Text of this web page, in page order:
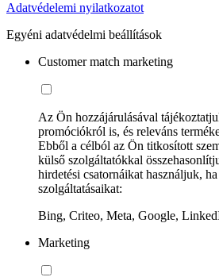
Adatvédelemi nyilatkozatot
Egyéni adatvédelmi beállítások
Customer match marketing
Az Ön hozzájárulásával
promóciókról is, és releváns
Ebből a célból az Ön titkosított
külső szolgáltatókkal
hirdetési csatornáikat használjuk,
szolgáltatásaikat:
Bing, Criteo, Meta, Google,
Marketing